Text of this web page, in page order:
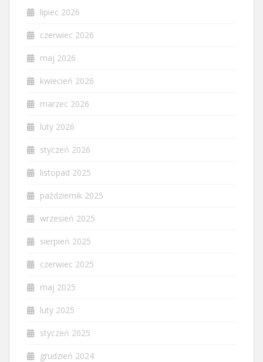
lipiec 2026
czerwiec 2026
maj 2026
kwiecień 2026
marzec 2026
luty 2026
styczeń 2026
listopad 2025
październik 2025
wrzesień 2025
sierpień 2025
czerwiec 2025
maj 2025
luty 2025
styczeń 2025
grudzień 2024